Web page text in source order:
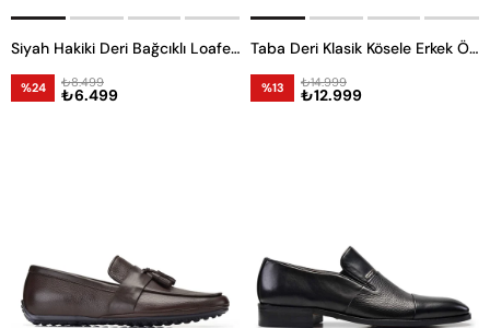
Siyah Hakiki Deri Bağcıklı Loafer Erkek Günlük Ayakkabı
%24 ₺6.499
₺8.499
Taba Deri Klasik Kösele Erkek Örgü Ayakkabı
%13 ₺12.999
₺14.999